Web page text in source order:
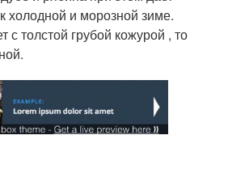
холодной и морозной зиме.
с толстой грубой кожурой , то